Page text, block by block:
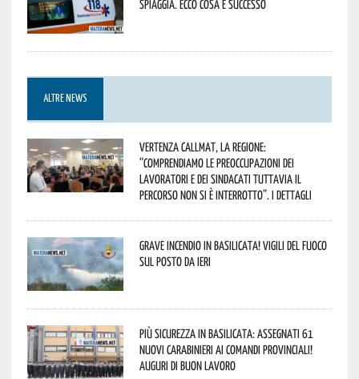
spiaggia. Ecco cosa è successo
ALTRE NEWS
Vertenza CallMat, la Regione:
“comprendiamo le preoccupazioni dei
lavoratori e dei sindacati tuttavia il
percorso non si è interrotto”. I dettagli
Grave incendio in Basilicata! Vigili del fuoco
sul posto da ieri
Più sicurezza in Basilicata: assegnati 61
nuovi Carabinieri ai Comandi provinciali!
Auguri di buon lavoro